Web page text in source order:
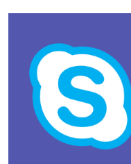
Innovazione
Sostenibilità
Collaborative Design
Social Impacts
Europe